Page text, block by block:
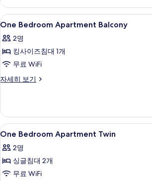
히
보
기
One
Bedroom
Apartment
Balcony
사
진
보
기
고급 침구,
5
One Bedroom Apartment Balcony
2명
킹사이즈침대 1개
무료 WiFi
자세히 보기
One
자
세
히
기
One
Bedroom
Apartment
Twin
사
고급 침구,
5
One Bedroom Apartment Twin
2명
싱글침대 2개
무료 WiFi